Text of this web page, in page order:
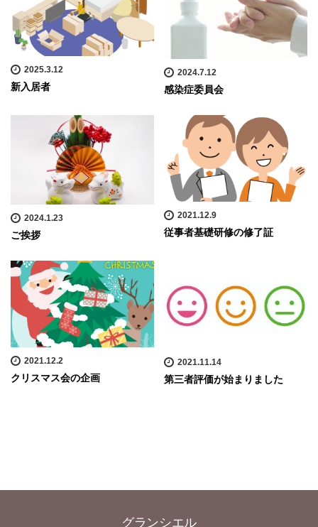
2025.3.12
新入居者
2024.7.12
感染症委員会
2024.1.23
ご挨拶
2021.12.9
従事者基礎研修の修了証
2021.12.2
クリスマス会の企画
2021.11.14
第三者評価が始まりました
グランシエル